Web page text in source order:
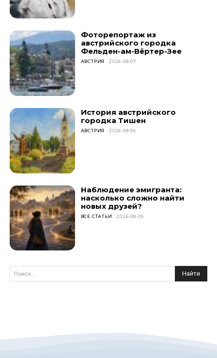
Фоторепортаж из
австрийского городка
Фельден-ам-Вёртер-Зее
АВСТРИЯ 2026-08-07
История австрийского
городка Тишен
АВСТРИЯ 2026-08-06
Наблюдение эмигранта:
насколько сложно найти
новых друзей?
ВСЕ СТАТЬИ 2026-08-05
Поиск... Найти